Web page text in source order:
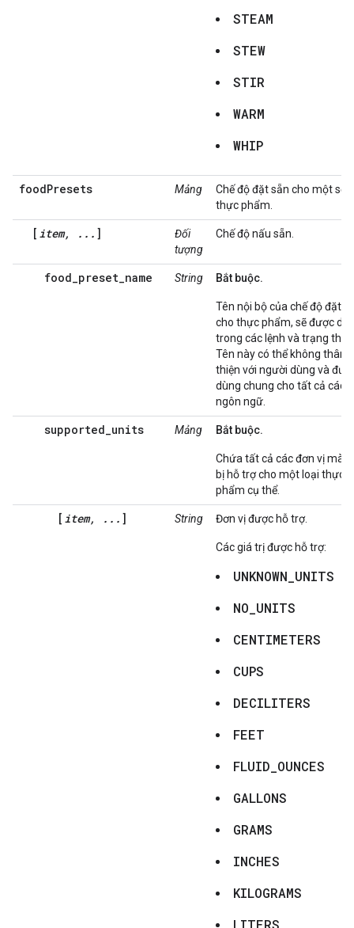
STEAM
STEW
STIR
WARM
WHIP
foodPresets Mảng
Chế độ đặt sẵn cho một số
thực phẩm.
[ item, ... ]
Đối
tượng
Chế độ nấu sẵn.
food_preset_name String Bắt buộc.
Tên nội bộ của chế độ đặt
cho thực phẩm, sẽ được
trong các lệnh và trạng thái.
Tên này có thể không thân
thiện với người dùng và
dùng chung cho tất cả các
ngôn ngữ.
supported_units Mảng Bắt buộc.
Chứa tất cả các đơn vị mà
bị hỗ trợ cho một loại thực
phẩm cụ thể.
[ item, ... ] String Đơn vị được hỗ trợ.
Các giá trị được hỗ trợ:
UNKNOWN_UNITS
NO_UNITS
CENTIMETERS
CUPS
DECILITERS
FEET
FLUID_OUNCES
GALLONS
GRAMS
INCHES
KILOGRAMS
LITERS